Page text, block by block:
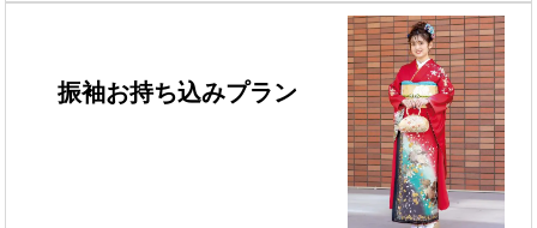
振袖お持ち込みプラン